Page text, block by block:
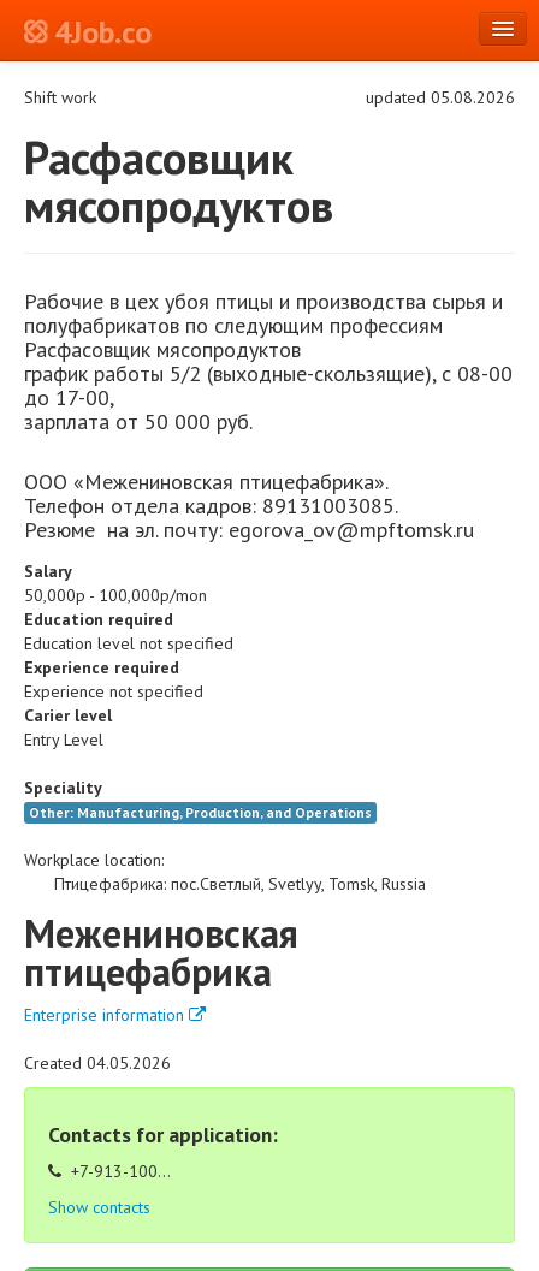
4Job.co
Shift work updated 05.08.2026
Расфасовщик
мясопродуктов
Рабочие в цех убоя птицы и производства сырья и
полуфабрикатов по следующим профессиям
Расфасовщик мясопродуктов
график работы 5/2 (выходные-скользящие), с 08-00
до 17-00,
зарплата от 50 000 руб.
ООО «Межениновская птицефабрика».
Телефон отдела кадров: 89131003085.
Резюме на эл. почту: egorova_ov@mpftomsk.ru
Salary
50,000р - 100,000р/mon
Education required
Education level not specified
Experience required
Experience not specified
Carier level
Entry Level
Speciality
Other: Manufacturing, Production, and Operations
Workplace location:
Птицефабрика: пос.Светлый, Svetlyy, Tomsk, Russia
Межениновская
птицефабрика
Enterprise information
Created 04.05.2026
Contacts for application:
+7-913-100...
Show contacts